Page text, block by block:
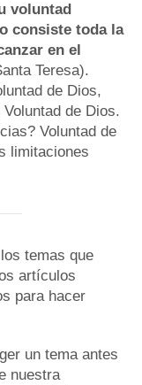
voluntad
consiste toda la
en el
Teresa).
de Dios,
de Dios.
Voluntad de
limitaciones
temas que
artículos
para hacer
un tema antes
nuestra